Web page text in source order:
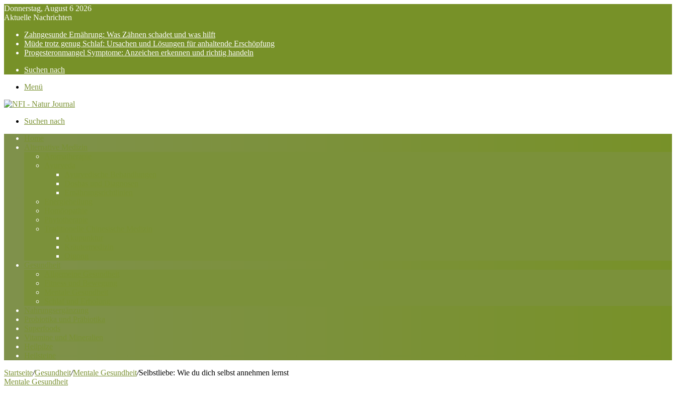
Donnerstag, August 6 2026
Aktuelle Nachrichten
Zahngesunde Ernährung: Was Zähnen schadet und was hilft
Müde trotz genug Schlaf: Ursachen und Lösungen für anhaltende Erschöpfung
Progesteronmangel Symptome: Anzeichen erkennen und richtig handeln
Suchen nach
Menü
Suchen nach
Home
Alternative Medizin
Gesundheit
Nahrungsergänzung
Probiotika und Präbiotika
Superfoods
Vitamine und Mineralien
Heilpilze
Heilsteine
Startseite/Gesundheit/Mentale Gesundheit/Selbstliebe: Wie du dich selbst annehmen lernst
Mentale Gesundheit